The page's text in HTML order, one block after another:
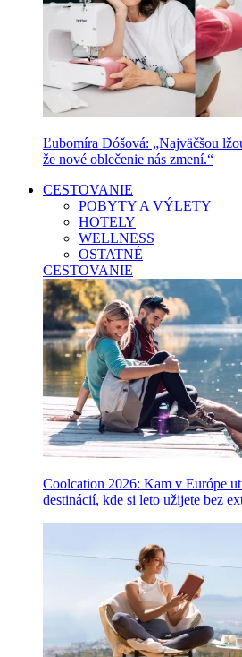
Ľubomíra Dóšová: „Najväčšou
že nové oblečenie nás zmení.“
CESTOVANIE
POBYTY A VÝLETY
HOTELY
WELLNESS
OSTATNÉ
CESTOVANIE
Coolcation 2026: Kam v Európe
destinácií, kde si leto užijete bez